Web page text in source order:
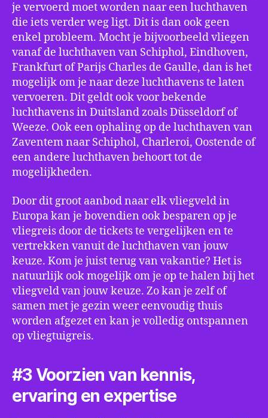
je vervoerd moet worden naar een luchthaven
die iets verder weg ligt. Dit is dan ook geen
enkel probleem. Mocht je bijvoorbeeld vliegen
vanaf de luchthaven van Schiphol, Eindhoven,
Frankfurt of Parijs Charles de Gaulle, dan is het
mogelijk om je naar deze luchthavens te laten
vervoeren. Dit geldt ook voor bekende
luchthavens in Duitsland zoals Düsseldorf of
Weeze. Ook een ophaling op de luchthaven van
Zaventem naar Schiphol, Charleroi, Oostende of
een andere luchthaven behoort tot de
mogelijkheden.
Door dit groot aanbod naar elk vliegveld in
Europa kan je bovendien ook besparen op je
vliegreis door de tickets te vergelijken en te
vertrekken vanuit de luchthaven van jouw
keuze. Kom je juist terug van vakantie? Het is
natuurlijk ook mogelijk om je op te halen bij het
vliegveld van jouw keuze. Zo kan je zelf of
samen met je gezin weer eenvoudig thuis
worden afgezet en kan je volledig ontspannen
op vliegtuigreis.
#3 Voorzien van kennis,
ervaring en expertise